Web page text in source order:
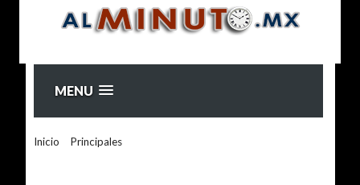
MENU
Inicio Principales>